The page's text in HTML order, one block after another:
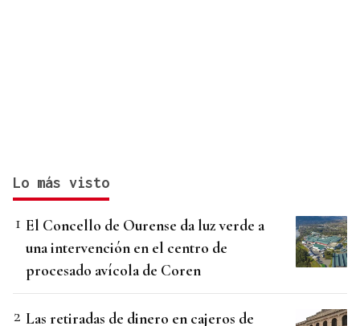
Lo más visto
El Concello de Ourense da luz verde a
una intervención en el centro de
procesado avícola de Coren
Las retiradas de dinero en cajeros de